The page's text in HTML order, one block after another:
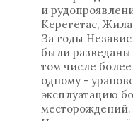
и
Керегетас,
За годы
были разведаны
том числе
одному -
эксплуатацию
месторождений.